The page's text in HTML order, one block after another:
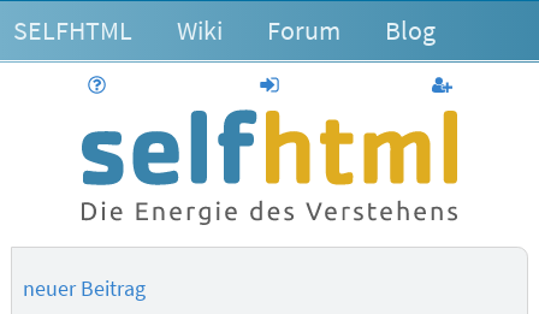
SELFHTML Wiki Forum Blog
anmelden
neuer Beitrag